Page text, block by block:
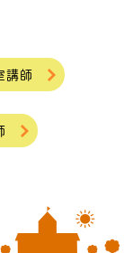
講師